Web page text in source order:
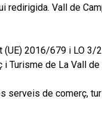
redirigida. Vall de
(UE) 2016/679 i LO 3/
Turisme de La Vall de
serveis de comerç,